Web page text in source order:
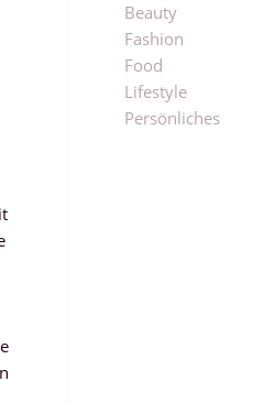
Beauty
Fashion
Food
Lifestyle
Persönliches